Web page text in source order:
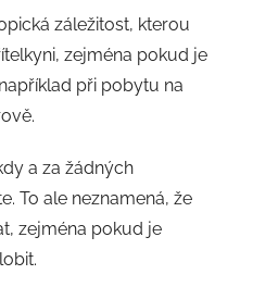
záležitost, kterou
zejména pokud je
při pobytu na
a za žádných
To ale neznamená, že
zejména pokud je